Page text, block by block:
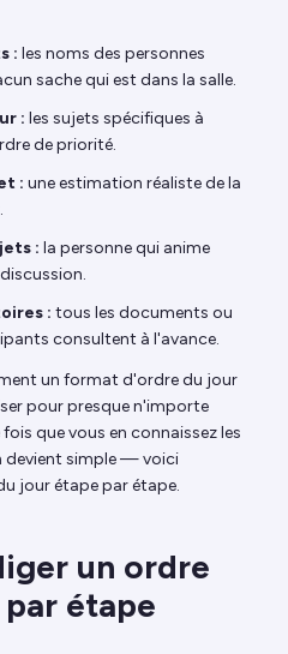
: les noms des personnes
sache qui est dans la salle.
: les sujets spécifiques à
de priorité.
: une estimation réaliste de la
: la personne qui anime
: tous les documents ou
consultent à l'avance.
un format d'ordre du jour
pour presque n'importe
que vous en connaissez les
devient simple — voici
jour étape par étape.
un ordre
étape